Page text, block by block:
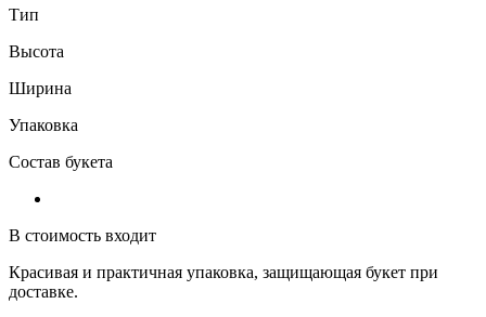
Тип
Высота
Ширина
Упаковка
Состав букета
В стоимость входит
Красивая и практичная упаковка, защищающая букет при
доставке.